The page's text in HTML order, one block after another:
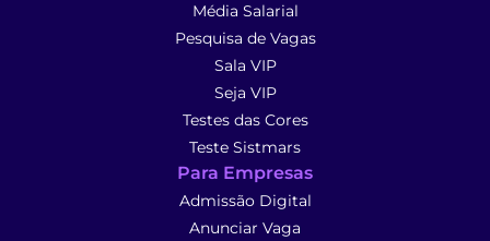
Média Salarial
Pesquisa de Vagas
Sala VIP
Seja VIP
Testes das Cores
Teste Sistmars
Para Empresas
Admissão Digital
Anunciar Vaga